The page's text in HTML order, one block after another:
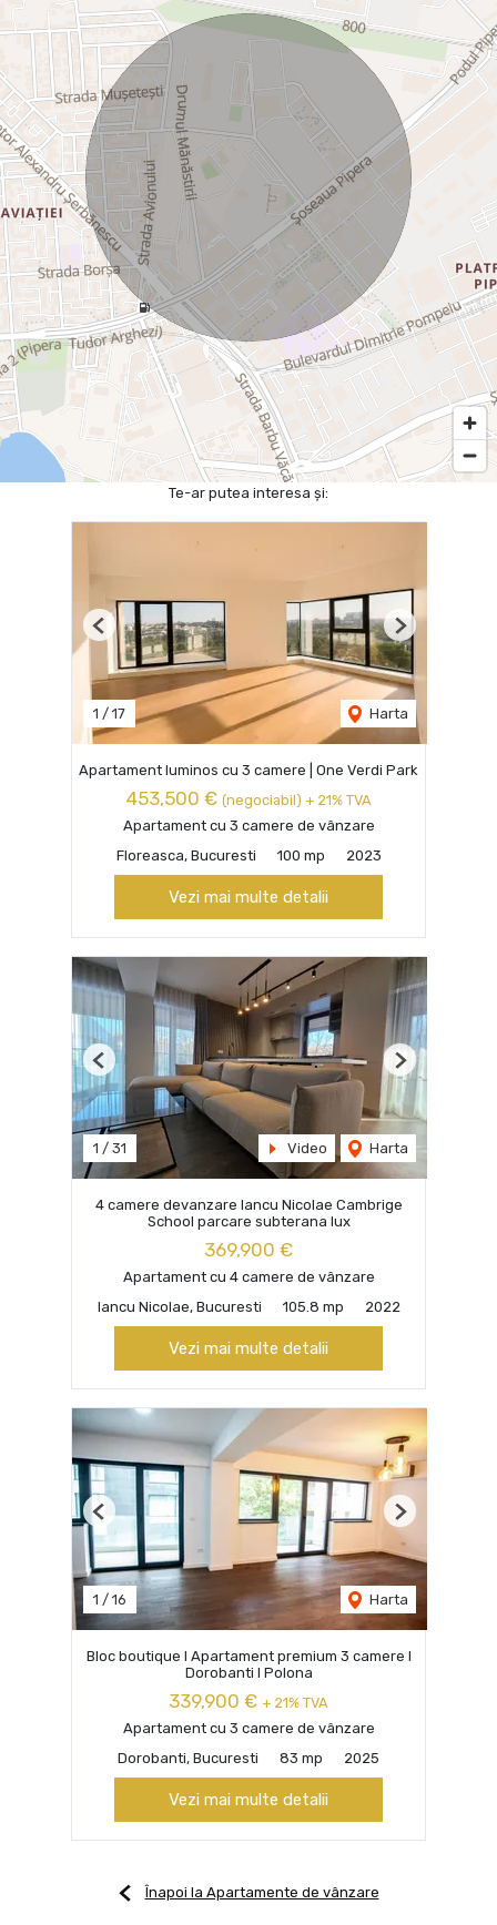
Te-ar putea interesa și:
1 / 17 Harta
Previous Next
Apartament luminos cu 3 camere | One Verdi Park
453,500 € (negociabil) + 21% TVA
Apartament cu 3 camere de vânzare
Floreasca, Bucuresti
100 mp 2023
Vezi mai multe detalii
1 / 31 Video Harta
Previous Next
4 camere devanzare Iancu Nicolae Cambrige
School parcare subterana lux
369,900 €
Apartament cu 4 camere de vânzare
Iancu Nicolae, Bucuresti
105.8 mp 2022
Vezi mai multe detalii
1 / 16 Harta
Previous Next
Bloc boutique I Apartament premium 3 camere I
Dorobanti I Polona
339,900 € + 21% TVA
Apartament cu 3 camere de vânzare
Dorobanti, Bucuresti
83 mp 2025
Vezi mai multe detalii
Înapoi la Apartamente de vânzare